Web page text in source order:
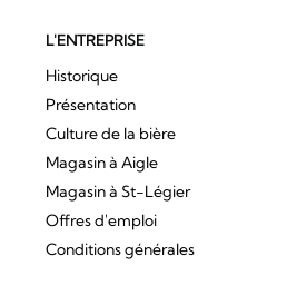
L'ENTREPRISE
Historique
Présentation
Culture de la bière
Magasin à Aigle
Magasin à St-Légier
Offres d'emploi
Conditions générales